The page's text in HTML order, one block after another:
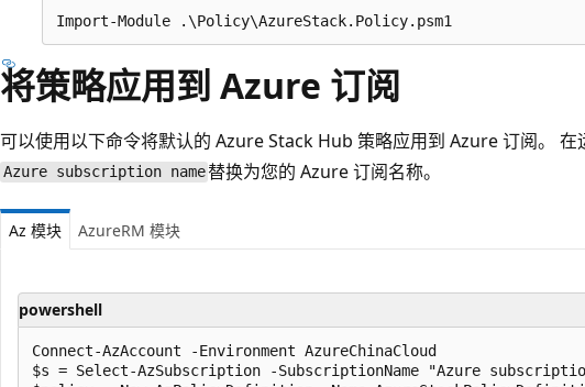
将策略应用到 Azure 订阅
可以使用以下命令将默认的 Azure Stack Hub 策略应用到 Azure 订阅。 在
Azure subscription name 替换为您的 Azure 订阅名称。
Az 模块 AzureRM 模块
powershell
Connect-AzAccount -Environment AzureChinaCloud
$s = Select-AzSubscription -SubscriptionName "Azure